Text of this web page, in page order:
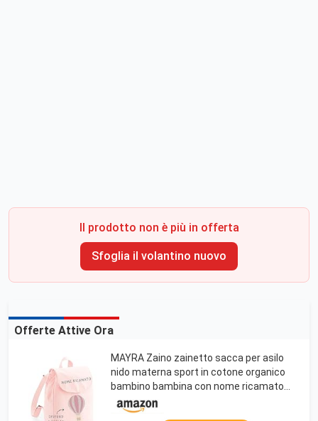
Il prodotto non è più in offerta
Sfoglia il volantino nuovo
Offerte Attive Ora
MAYRA Zaino zainetto sacca per asilo
nido materna sport in cotone organico
bambino bambina con nome ricamato
personalizzabile e disegni animali - Idea
regalo (Rosa)